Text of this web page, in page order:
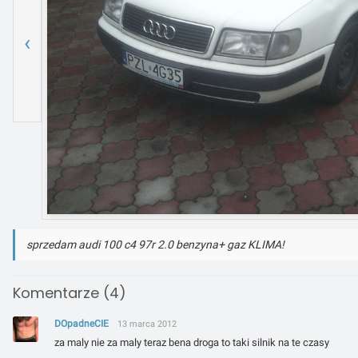
‹
sprzedam audi 100 c4 97r 2.0 benzyna+ gaz KLIMA!
Komentarze (4)
DOpadneCIE 13 marca 2012
za maly nie za maly teraz bena droga to taki silnik na te czasy